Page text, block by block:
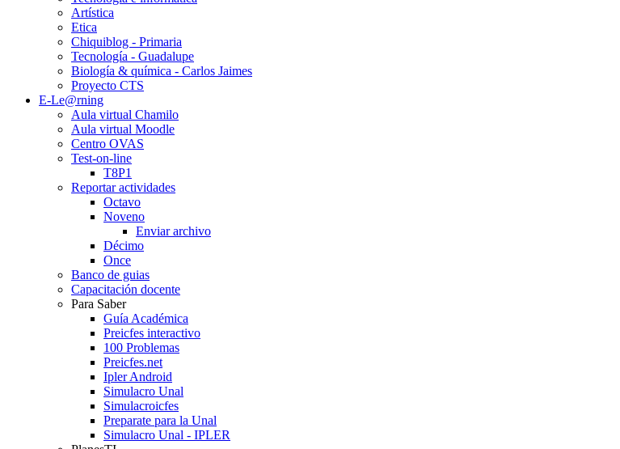
Artística
Etica
Chiquiblog - Primaria
Tecnología - Guadalupe
Biología & química - Carlos Jaimes
Proyecto CTS
E-Le@rning
Aula virtual Chamilo
Aula virtual Moodle
Centro OVAS
Test-on-line
T8P1
Reportar actividades
Octavo
Noveno
Enviar archivo
Décimo
Once
Banco de guias
Capacitación docente
Para Saber
Guía Académica
Preicfes interactivo
100 Problemas
Preicfes.net
Ipler Android
Simulacro Unal
Simulacroicfes
Preparate para la Unal
Simulacro Unal - IPLER